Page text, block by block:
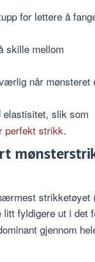
for lettere å
skille mellom
når mønsteret
elastisitet, slik som
perfekt strikk.
strikketøyet
litt fyldigere ut i det
gjennom